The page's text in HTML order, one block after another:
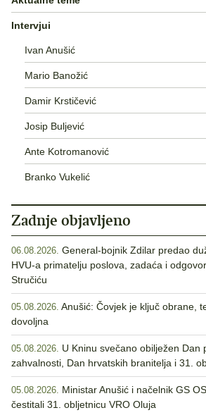
Intervjui
Ivan Anušić
Mario Banožić
Damir Krstičević
Josip Buljević
Ante Kotromanović
Branko Vukelić
Zadnje objavljeno
06.08.2026. General-bojnik Zdilar predao
HVU-a primatelju poslova, zadaća i
Stručiću
05.08.2026. Anušić: Čovjek je ključ obrane,
dovoljna
05.08.2026. U Kninu svečano obilježen Dan
zahvalnosti, Dan hrvatskih branitelja i 31.
05.08.2026. Ministar Anušić i načelnik GS
čestitali 31. obljetnicu VRO Oluja